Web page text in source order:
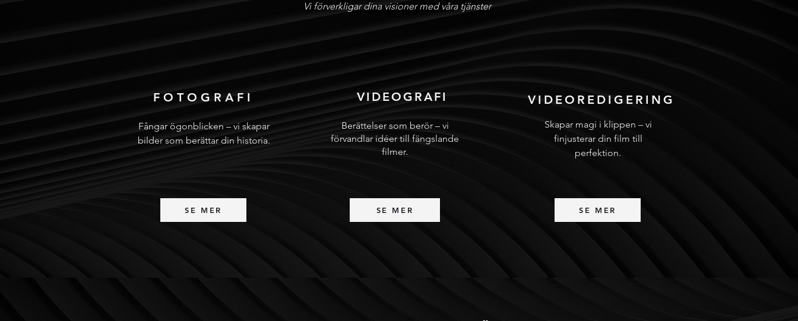
Vi förverkligar dina visioner med våra tjänster
FOTOGRAFI
Fångar ögonblicken – vi skapar
bilder som berättar din historia.
VIDEOGRAFI
Berättelser som berör – vi
förvandlar idéer till fängslande
filmer.
VIDEOREDIGERING
Skapar magi i klippen – vi
finjusterar din film till
perfektion.
SE MER SE MER SE MER